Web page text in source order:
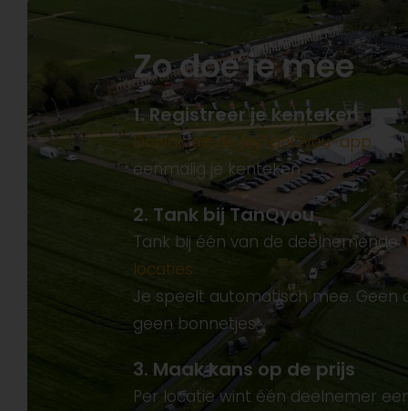
Zo doe je mee
1. Registreer je kenteken
Download de MyTanQyou-app en
eenmalig je kenteken.
2. Tank bij TanQyou
Tank bij één van de deelnemende
locaties.
Je speelt automatisch mee. Geen
geen bonnetjes.
3. Maak kans op de prijs
Per locatie wint één deelnemer